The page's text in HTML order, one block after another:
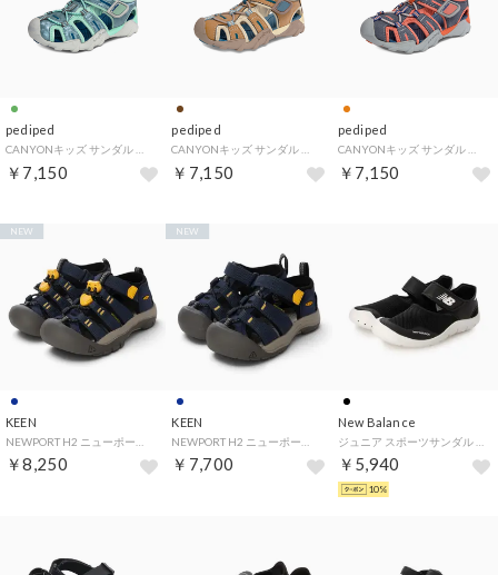
pediped
￥7,150
pediped
￥7,150
pediped
￥7,150
KEEN
￥8,250
NEW
KEEN
￥7,700
NEW
New Balance
￥5,940
10%